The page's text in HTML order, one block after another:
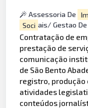
Assessoria De
Soci ais/ Gestao
Contratação de
prestação de
comunicação
de São Bento
registro, produção
atividades
conteúdos